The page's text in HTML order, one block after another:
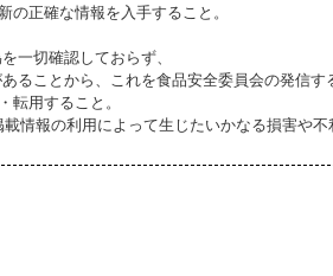
正確な情報を入手すること。
切確認しておらず、
ことから、これを食品安全委員会の発信す
転用すること。
情報の利用によって生じたいかなる損害や